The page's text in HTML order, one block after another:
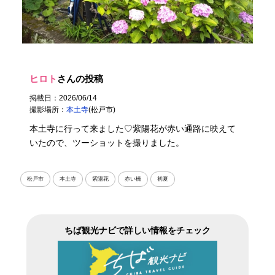
ヒロト さんの投稿
掲載日：2026/06/14
撮影場所：本土寺(松戸市)
本土寺に行って来ました♡紫陽花が赤い通路に映えて
いたので、ツーショットを撮りました。
松戸市 本土寺 紫陽花 赤い橋 初夏
ちば観光ナビで詳しい情報をチェック